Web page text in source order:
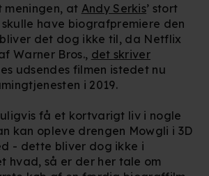
meningen, at Andy Serkis’ stort
skulle have biografpremiere den
bliver det dog ikke til, da Netflix
Warner Bros., det skriver
udsendes filmen istedet nu
i 2019.
få et kortvarigt liv i nogle
kan opleve drengen Mowgli i 3D
- dette bliver dog ikke i
hvad, så er der her tale om